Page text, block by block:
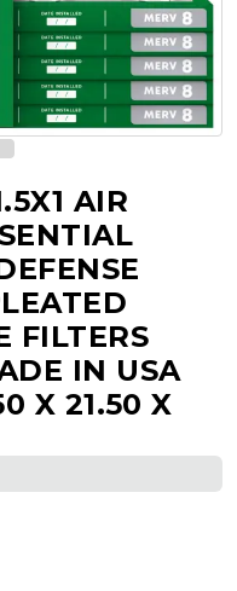
AIR
FILTERS
IN USA
X 21.50 X